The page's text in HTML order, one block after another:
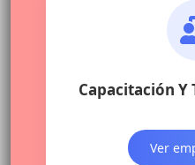
Capacitación Y
Ver